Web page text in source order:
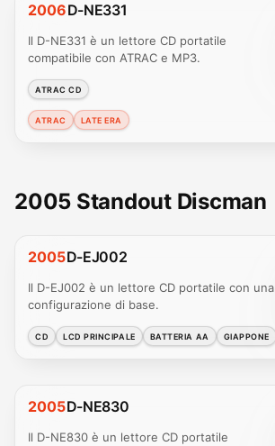
2006D-NE331
Il D-NE331 è un lettore CD portatile
compatibile con ATRAC e MP3.
ATRAC CD
ATRAC LATE ERA
2005 Standout Discman
2005D-EJ002
Il D-EJ002 è un lettore CD portatile con una
configurazione di base.
CD LCD PRINCIPALE BATTERIA AA GIAPPONE
2005D-NE830
Il D-NE830 è un lettore CD portatile